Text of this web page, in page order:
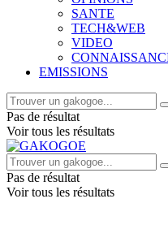
SANTE
TECH&WEB
VIDEO
EMISSIONS
Pas de résultat
Voir tous les résultats
Pas de résultat
Voir tous les résultats